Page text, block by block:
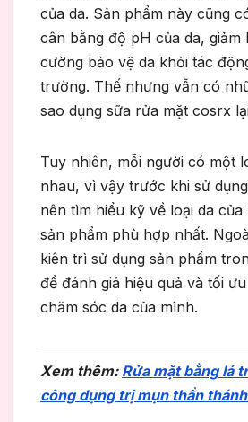
của da. Sản phẩm này cũng
cân bằng độ pH của da, giảm
cường bảo vệ da khỏi tác
trường. Thế nhưng vẫn có
sao dụng sữa rửa mặt cosrx
Tuy nhiên, mỗi người có một
nhau, vì vậy trước khi sử
nên tìm hiểu kỹ về loại da
sản phẩm phù hợp nhất.
kiên trì sử dụng sản phẩm
để đánh giá hiệu quả và tối
chăm sóc da của mình.
Xem thêm: Rửa mặt bằng lá
công dụng trị mụn thần